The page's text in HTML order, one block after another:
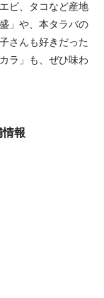
ビ、タコなど産地
」や、本タラバの
さんも好きだった
ラ」も、ぜひ味わ
報